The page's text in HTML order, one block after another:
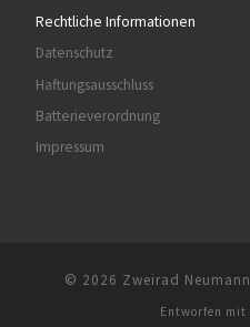
Rechtliche Informationen
Datenschutz
Haftungsausschluss
Batterieverordnung
Impressum
© 2026 Zweirad Neumann
Entworfen mit